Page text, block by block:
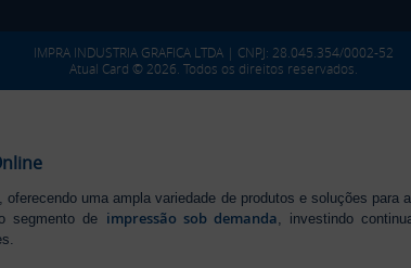
IMPRA INDUSTRIA GRAFICA LTDA | CNPJ: 28.045.354/0002-52
Atual Card © 2026. Todos os direitos reservados.
, oferecendo uma ampla variedade de produtos e soluções para
segmento de impressão sob demanda, investindo